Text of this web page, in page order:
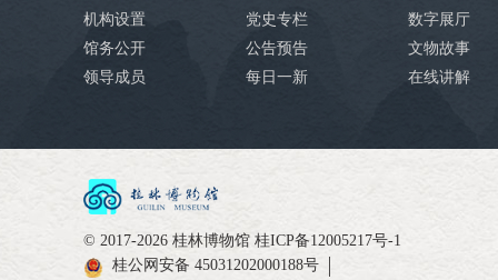
机构设置
馆务公开
领导成员
党史专栏
公告预告
每日一新
数字展厅
文物故事
在线讲解
© 2017-2026 桂林博物馆 桂ICP备12005217号-1
桂公网安备 45031202000188号